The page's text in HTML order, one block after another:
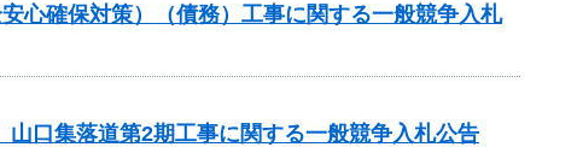
心確保対策）（債務）工事に関する一般競争入札
口集落道第2期工事に関する一般競争入札公告